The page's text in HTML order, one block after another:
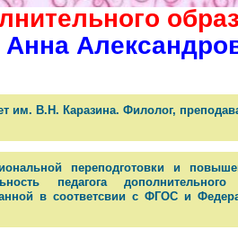
им. В.Н. Каразина. Филолог,
переподготовки и
педагога
в соответсвии с ФГОС и